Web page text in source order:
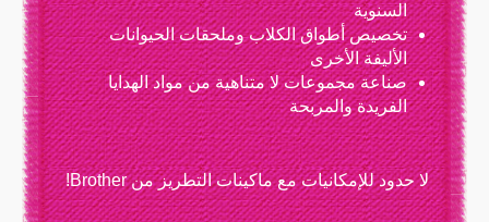
السنوية
تخصيص أطواق الكلاب وملحقات الحيوانات
الأليفة الأخرى
صناعة مجموعات لا متناهية من مواد الهدايا
الفريدة والمربحة
لا حدود للإمكانيات مع ماكينات التطريز من Brother!